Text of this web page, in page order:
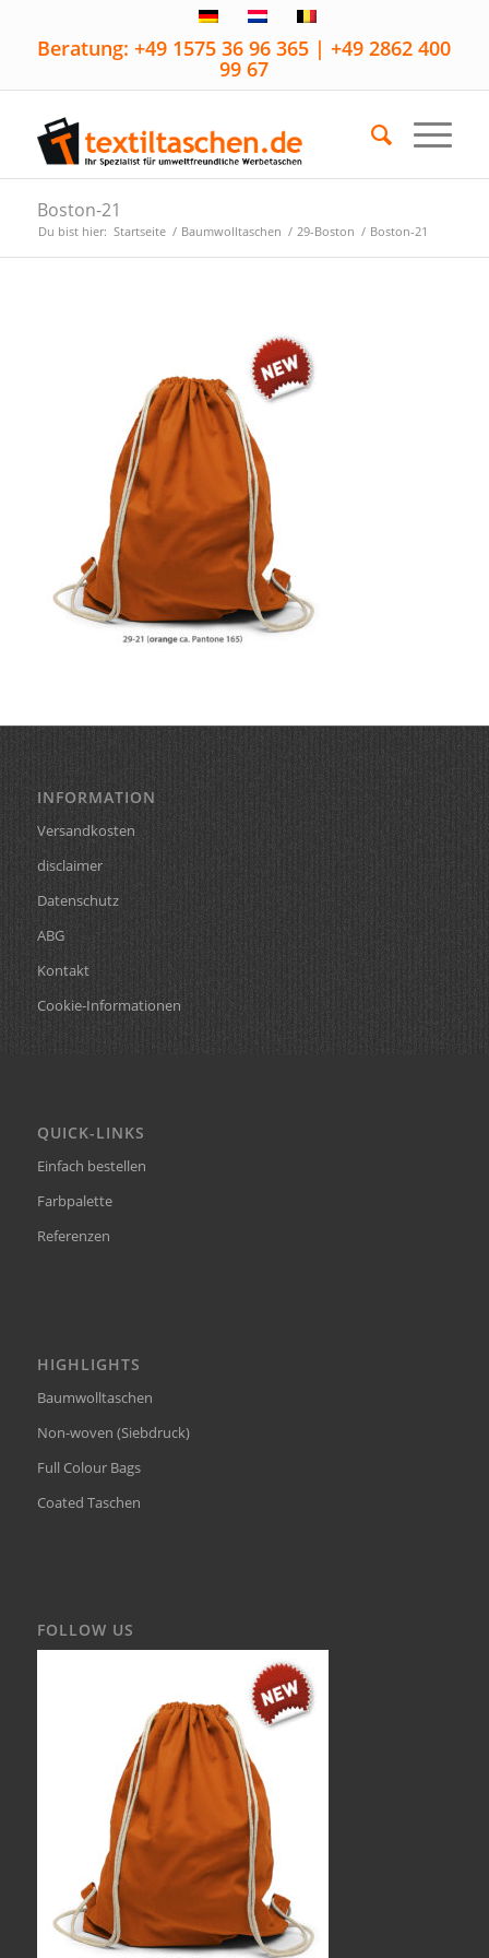
Beratung: +49 1575 36 96 365 | +49 2862 400
99 67
Boston-21
Du bist hier: Startseite / Baumwolltaschen / 29-Boston / Boston-21
INFORMATION
Versandkosten
disclaimer
Datenschutz
ABG
Kontakt
Cookie-Informationen
QUICK-LINKS
Einfach bestellen
Farbpalette
Referenzen
HIGHLIGHTS
Baumwolltaschen
Non-woven (Siebdruck)
Full Colour Bags
Coated Taschen
FOLLOW US